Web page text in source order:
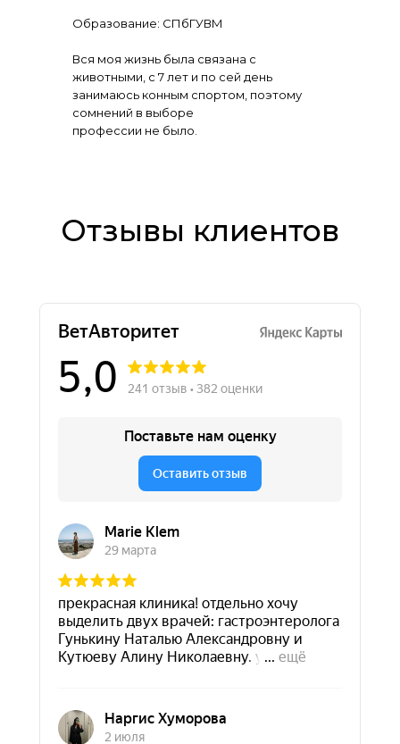
Образование: СПбГУВМ
Вся моя жизнь была связана с
животными, с 7 лет и по сей день
занимаюсь конным спортом, поэтому
сомнений в выборе
профессии не было.
Отзывы клиентов